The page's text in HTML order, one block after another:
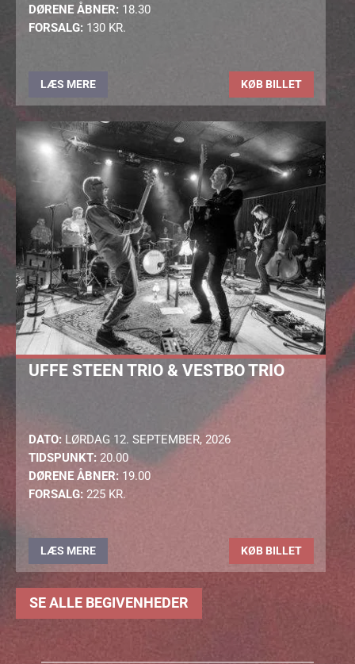
DØRENE ÅBNER: 18.30
FORSALG: 130 KR.
LÆS MERE KØB BILLET
UFFE STEEN TRIO & VESTBO TRIO
DATO: LØRDAG 12. SEPTEMBER, 2026
TIDSPUNKT: 20.00
DØRENE ÅBNER: 19.00
FORSALG: 225 KR.
LÆS MERE KØB BILLET
SE ALLE BEGIVENHEDER